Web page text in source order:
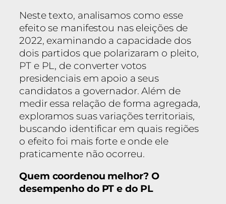
Neste texto, analisamos como esse
efeito se manifestou nas eleições de
2022, examinando a capacidade dos
dois partidos que polarizaram o pleito,
PT e PL, de converter votos
presidenciais em apoio a seus
candidatos a governador. Além de
medir essa relação de forma agregada,
exploramos suas variações territoriais,
buscando identificar em quais regiões
o efeito foi mais forte e onde ele
praticamente não ocorreu.
Quem coordenou melhor? O
desempenho do PT e do PL